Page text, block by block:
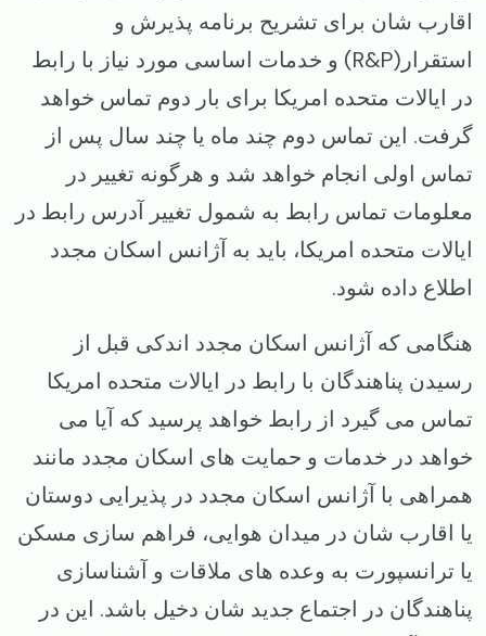
اقارب شان برای تشریح برنامه پذیرش و
استقرار(R&P) و خدمات اساسی مورد نیاز با رابط
در ایالات متحده امریکا برای بار دوم تماس خواهد
گرفت. این تماس دوم چند ماه یا چند سال پس از
تماس اولی انجام خواهد شد و هرگونه تغییر در
معلومات تماس رابط به شمول تغییر آدرس رابط در
ایالات متحده امریکا، باید به آژانس اسکان مجدد
اطلاع داده شود.
هنگامی که آژانس اسکان مجدد اندکی قبل از
رسیدن پناهندگان با رابط در ایالات متحده امریکا
تماس می گیرد از رابط خواهد پرسید که آیا می
خواهد در خدمات و حمایت های اسکان مجدد مانند
همراهی با آژانس اسکان مجدد در پذیرایی دوستان
یا اقارب شان در میدان هوایی، فراهم سازی مسکن
یا ترانسپورت به وعده های ملاقات و آشناسازی
پناهندگان در اجتماع جدید شان دخیل باشد. این در